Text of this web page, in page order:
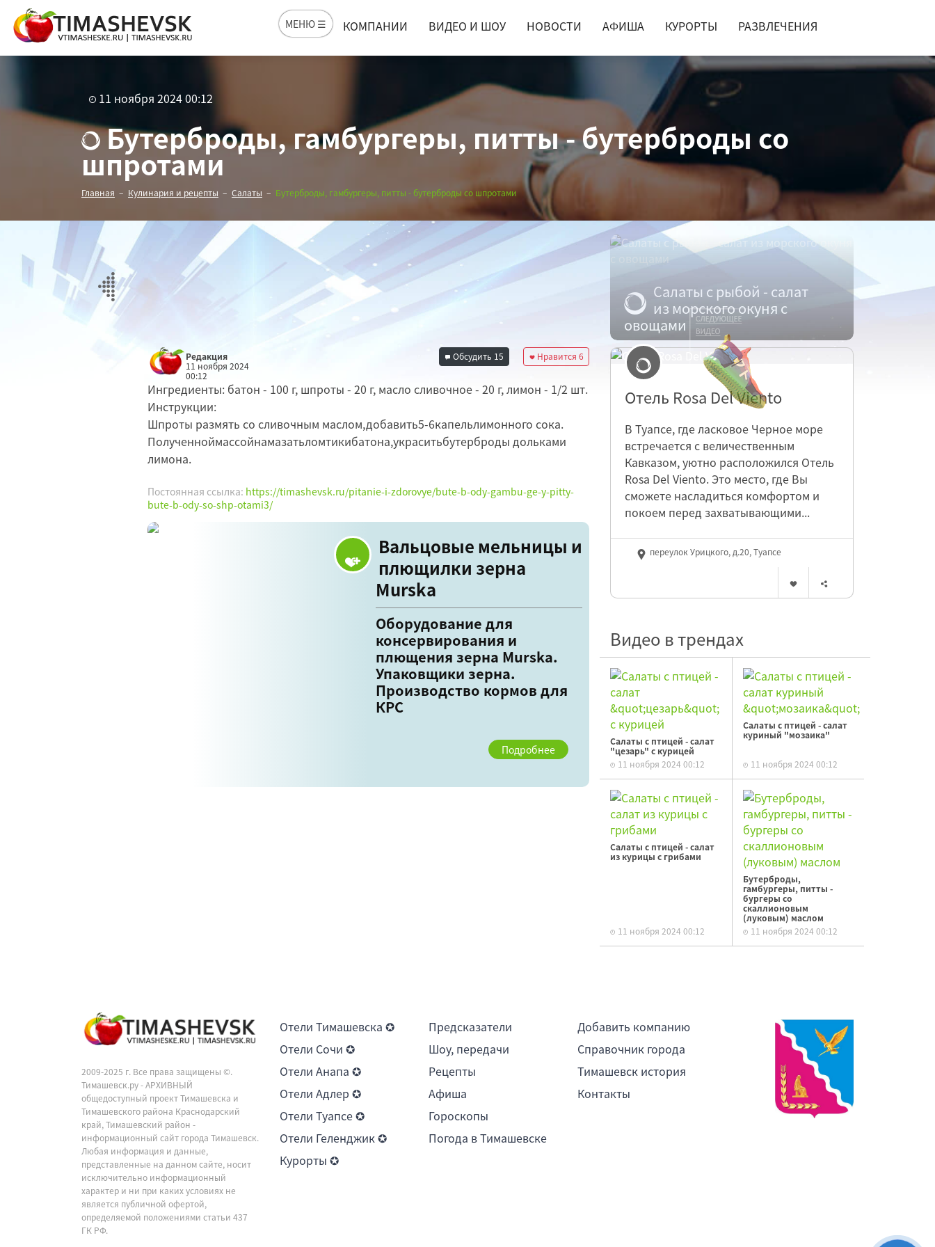
МЕНЮ ☰ КОМПАНИИ ВИДЕО И ШОУ НОВОСТИ АФИША КУРОРТЫ РАЗВЛЕЧЕНИЯ
11 ноября 2024 00:12
Бутерброды, гамбургеры, питты - бутерброды со
шпротами
Главная Кулинария и рецепты Салаты Бутерброды, гамбургеры, питты - бутерброды со шпротами
Салаты с рыбой - салат
из морского окуня с
овощами
Редакция
11 ноября 2024
00:12
Нравится 6
Обсудить 15
Ингредиенты: батон - 100 г, шпроты - 20 г, масло сливочное - 20 г, лимон - 1/2 шт.
Инструкции:
Шпроты размять со сливочным маслом,добавить5-6капельлимонного сока.
Полученноймассойнамазатьломтикибатона,украситьбутерброды дольками
лимона.
Постоянная ссылка: https://timashevsk.ru/pitanie-i-zdorovye/bute-b-ody-gambu-ge-y-pitty-
bute-b-ody-so-shp-otami3/
Вальцовые мельницы и
плющилки зерна
Murska
Оборудование для
консервирования и
плющения зерна Murska.
Упаковщики зерна.
Производство кормов для
КРС
Подробнее
Отель Rosa Del Viento
В Туапсе, где ласковое Черное море
встречается с величественным
Кавказом, уютно расположился Отель
Rosa Del Viento. Это место, где Вы
сможете насладиться комфортом и
покоем перед захватывающими...
переулок Урицкого, д.20, Туапсе
Видео в трендах
Салаты с птицей - салат
"цезарь" с курицей
11 ноября 2024 00:12
Салаты с птицей - салат
куриный "мозаика"
11 ноября 2024 00:12
Салаты с птицей - салат
из курицы с грибами
11 ноября 2024 00:12
Бутерброды,
гамбургеры, питты -
бургеры со
скаллионовым
(луковым) маслом
11 ноября 2024 00:12
2009-2025 г. Все права защищены ©.
Тимашевск.ру - АРХИВНЫЙ
общедоступный проект Тимашевска и
Тимашевского района Краснодарский
край, Тимашевский район -
информационный сайт города Тимашевск.
Любая информация и данные,
представленные на данном сайте, носит
исключительно информационный
характер и ни при каких условиях не
является публичной офертой,
определяемой положениями статьи 437
ГК РФ.
Отели Тимашевска ✪
Отели Сочи ✪
Отели Анапа ✪
Отели Адлер ✪
Отели Туапсе ✪
Отели Геленджик ✪
Курорты ✪
Предсказатели
Шоу, передачи
Рецепты
Афиша
Гороскопы
Погода в Тимашевске
Добавить компанию
Справочник города
Тимашевск история
Контакты